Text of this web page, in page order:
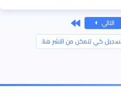
التالي
الاخير
كي تتمكن من النشر هنا.